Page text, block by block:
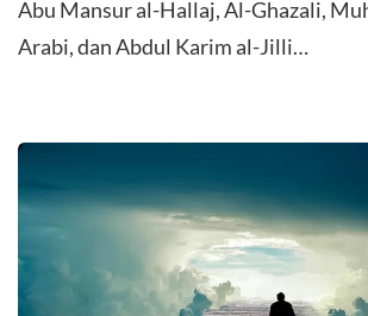
Abu Mansur al-Hallaj, Al-Ghazali,
Arabi, dan Abdul Karim al-Jilli…